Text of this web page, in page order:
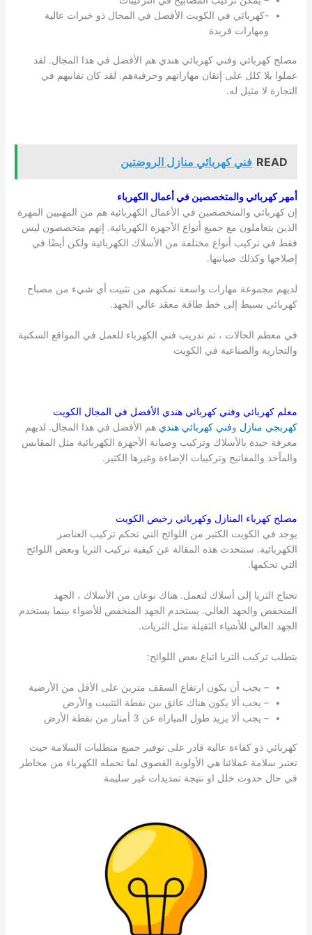
-كهربائي في الكويت الأفضل في المجال ذو خبرات عالية
ومهارات فريدة
مصلح كهربائي وفني كهربائي هندي هم الأفضل في هذا المجال. لقد
عملوا بلا كلل على إتقان مهاراتهم وحرفيةهم. لقد كان تفانيهم في
التجارة لا مثيل له.
READ فني كهربائي منازل الروضتين
أمهر كهربائي والمتخصصين في أعمال الكهرباء
إن كهربائي والمتخصصين في الأعمال الكهربائية هم من المهنيين المهرة
الذين يتعاملون مع جميع أنواع الأجهزة الكهربائية. إنهم متخصصون ليس
فقط في تركيب أنواع مختلفة من الأسلاك الكهربائية ولكن أيضًا في
إصلاحها وكذلك صيانتها.
لديهم مجموعة مهارات واسعة تمكنهم من تثبيت أي شيء من مصباح
كهربائي بسيط إلى خط طاقة معقد عالي الجهد.
في معظم الحالات ، تم تدريب فني الكهرباء للعمل في المواقع السكنية
والتجارية والصناعية في الكويت
معلم كهربائي وفني كهربائي هندي الأفضل في المجال الكويت
كهربجي منازل وفني كهربائي هندي هم الأفضل في هذا المجال. لديهم
معرفة جيدة بالأسلاك وتركيب وصيانة الأجهزة الكهربائية مثل المقابس
والمآخذ والمفاتيح وتركيبات الإضاءة وغيرها الكثير.
مصلح كهرباء المنازل وكهربائي رخيص الكويت
يوجد في الكويت الكثير من اللوائح التي تحكم تركيب العناصر
الكهربائية. ستتحدث هذه المقالة عن كيفية تركيب الثريا وبعض اللوائح
التي تحكمها.
تحتاج الثريا إلى أسلاك لتعمل. هناك نوعان من الأسلاك ، الجهد
المنخفض والجهد العالي. يستخدم الجهد المنخفض للأضواء بينما يستخدم
الجهد العالي للأشياء الثقيلة مثل الثريات.
يتطلب تركيب الثريا اتباع بعض اللوائح:
– يجب أن يكون ارتفاع السقف مترين على الأقل من الأرضية
– يجب ألا يكون هناك عائق بين نقطة التثبيت والأرض
– يجب ألا يزيد طول المباراة عن 3 أمتار من نقطة الأرض
كهربائي ذو كفاءة عالية قادر على توفير جميع متطلبات السلامة حيث
تعتبر سلامة عملائنا هي الأولوية القصوى لما تحمله الكهرباء من مخاطر
في حال حدوث خلل او نتيجة تمديدات غير سليمة